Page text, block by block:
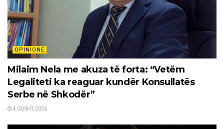
OPINIONE
Milaim Nela me akuza të forta: “Vetëm
Legaliteti ka reaguar kundër Konsullatës
Serbe në Shkodër”
4 GUSHT, 2026